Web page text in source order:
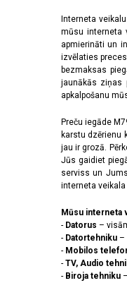
Interneta
mūsu interneta
apmierināti un
izvēlaties
bezmaksas
jaunākās ziņas
apkalpošanu
Preču iegāde
karstu dzērienu
jau ir grozā.
Jūs gaidiet
serviss un
interneta
Mūsu interneta
- Datorus –
- Datortehniku –
- Mobilos
- TV, Audio
- Biroja tehniku